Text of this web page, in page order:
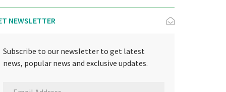
NEWSLETTER
Subscribe to our newsletter to get latest
news, popular news and exclusive updates.